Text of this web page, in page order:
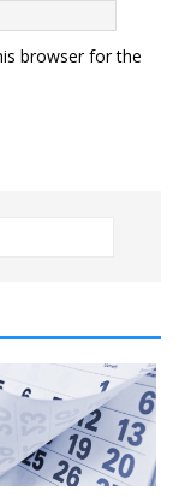
browser for the